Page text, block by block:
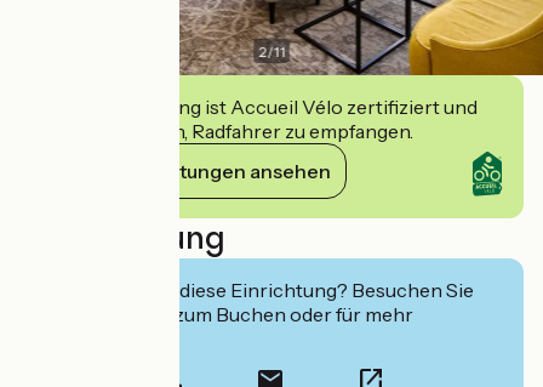
2/11
Diese Einrichtung ist Accueil Vélo zertifiziert und
verpflichtet sich, Radfahrer zu empfangen.
Ihre Verpflichtungen ansehen
Beschreibung
Interessiert Sie diese Einrichtung? Besuchen Sie
deren Website zum Buchen oder für mehr